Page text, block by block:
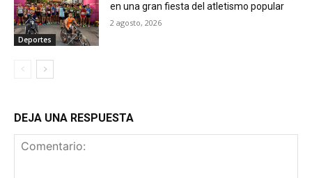
Deportes
en una gran fiesta del atletismo popular
2 agosto, 2026
DEJA UNA RESPUESTA